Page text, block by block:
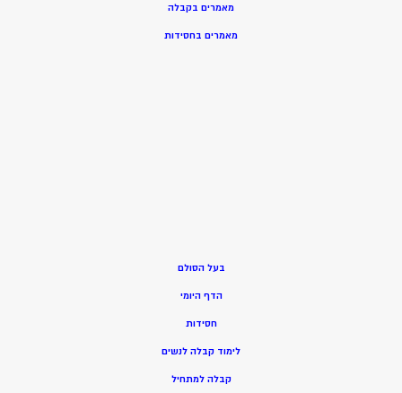
מאמרים בקבלה
מאמרים בחסידות
בעל הסולם
הדף היומי
חסידות
לימוד קבלה לנשים
קבלה למתחיל